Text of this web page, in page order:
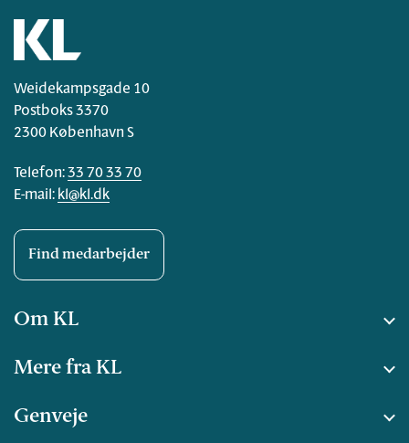
Weidekampsgade 10
Postboks 3370
2300 København S
Telefon:33 70 33 70
E-mail: kl@kl.dk
Find medarbejder
Om KL
Mere fra KL
Genveje